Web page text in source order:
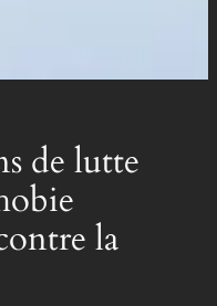
de lutte
la